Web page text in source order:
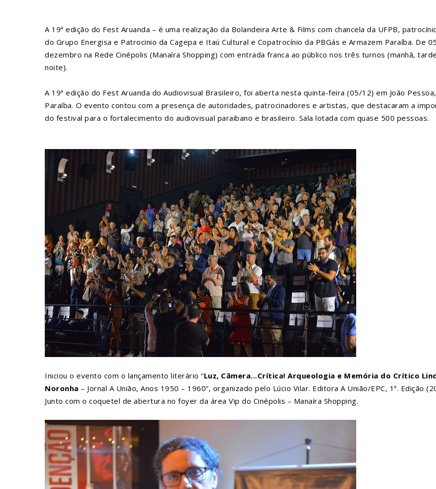
A 19ª edição do Fest Aruanda – é uma realização da Bolandeira Arte & Films com chancela da UFPB,
do Grupo Energisa e Patrocinio da Cagepa e Itaú Cultural e Copatrocínio da PBGás e Armazem Paraíba. De
dezembro na Rede Cinépolis (Manaíra Shopping) com entrada franca ao público nos três turnos (manhã,
noite).
A 19ª edição do Fest Aruanda do Audiovisual Brasileiro, foi aberta nesta quinta-feira (05/12) em João
Paraíba. O evento contou com a presença de autoridades, patrocinadores e artistas, que destacaram a
do festival para o fortalecimento do audiovisual paraibano e brasileiro. Sala lotada com quase 500 pessoas.
Iniciou o evento com o lançamento literário “Luz, Câmera...Crítica! Arqueologia e Memória do Crítico
Noronha – Jornal A União, Anos 1950 – 1960”, organizado pelo Lúcio Vilar. Editora A União/EPC, 1ª. Edição
Junto com o coquetel de abertura no foyer da área Vip do Cinépolis – Manaíra Shopping.